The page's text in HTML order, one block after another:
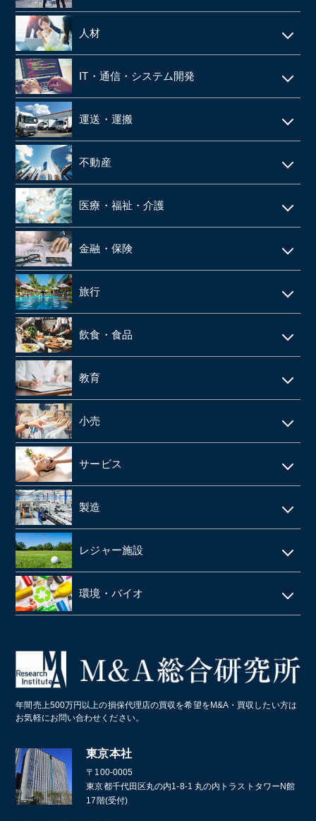
電気工事・管工事
建設・土木
空調設備工事
仮設足場工事・足場施工
施工管理
建材・住宅設備機器の卸
解体工事
鉄骨工事
内装・外装工事
消防設備点検・工事
建築資材卸
人材
人材派遣
SES
シェアードサービス
技術者派遣
IT・通信・システム開発
IT
システム開発
ネット通販・EC
ゲーム
web広告
SaaS事業
web制作
データセンター
運送・運搬
運送・物流
タクシー
倉庫
バス
引越
不動産
マンション管理
ビルメンテナンス
不動産テック
リフォーム
家賃保証・賃貸管理
不動産管理
医療・福祉・介護
調剤薬局
介護事業
施設介護・老人ホーム
訪問介護・デイサービス
医療機器卸・商社
製薬
SMO
CRO
動物病院
歯科
眼科クリニック
医薬品卸
障害者施設 ・就労継続支援施設
金融・保険
リース・レンタル
保険代理店
ファンド
旅行
ホテル・旅館
旅行会社・旅行代理店
飲食・食品
飲食店
給食業・給食サービス
宅配弁当
食品メーカー・食品加工・食品工場
清酒酒造・酒蔵
お弁当・惣菜屋
給食・テイクアウト・配達飲食
ラーメン屋
居酒屋
教育
学習塾
小売
アパレルメーカー・アパレル
スーパーマーケット
FC(フランチャイズ加盟店)
ドラッグストア
LPガス
サービス
警備
エステサロン
ネイルサロン
税理士事務所・会計事務所
コールセンター
スポーツクラブ・フィットネスクラブ
葬儀
製造
印刷
塗料・塗料卸売メーカー
段ボール
造船業・重機・プラント業界
レジャー施設
ゴルフ場
クライミングジム・ボルダリングジム
環境・バイオ
年間売上500万円以上の損保代理店の買収を希望をM&A・買収したい方は
お気軽にお問い合わせください。
東京本社
〒100-0005
東京都千代田区丸の内1-8-1 丸の内トラストタワーN館
17階(受付)